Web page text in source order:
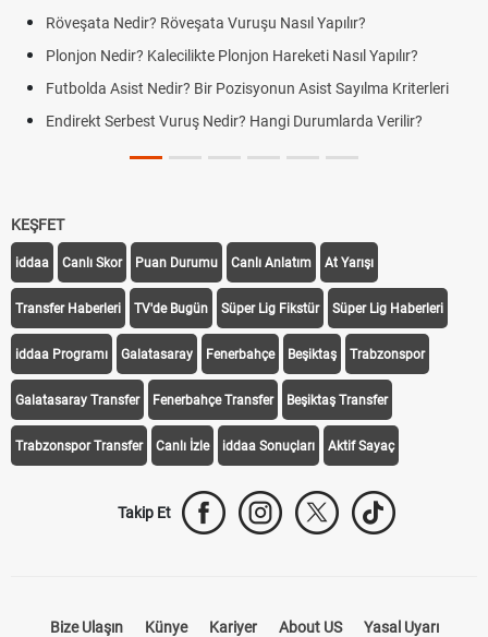
Röveşata Nedir? Röveşata Vuruşu Nasıl Yapılır?
Plonjon Nedir? Kalecilikte Plonjon Hareketi Nasıl Yapılır?
Futbolda Asist Nedir? Bir Pozisyonun Asist Sayılma Kriterleri
Endirekt Serbest Vuruş Nedir? Hangi Durumlarda Verilir?
KEŞFET
iddaa Canlı Skor Puan Durumu Canlı Anlatım At Yarışı
Transfer Haberleri TV'de Bugün Süper Lig Fikstür Süper Lig Haberleri
iddaa Programı Galatasaray Fenerbahçe Beşiktaş Trabzonspor
Galatasaray Transfer Fenerbahçe Transfer Beşiktaş Transfer
Trabzonspor Transfer Canlı İzle iddaa Sonuçları Aktif Sayaç
Takip Et
Bize Ulaşın Künye Kariyer About US Yasal Uyarı